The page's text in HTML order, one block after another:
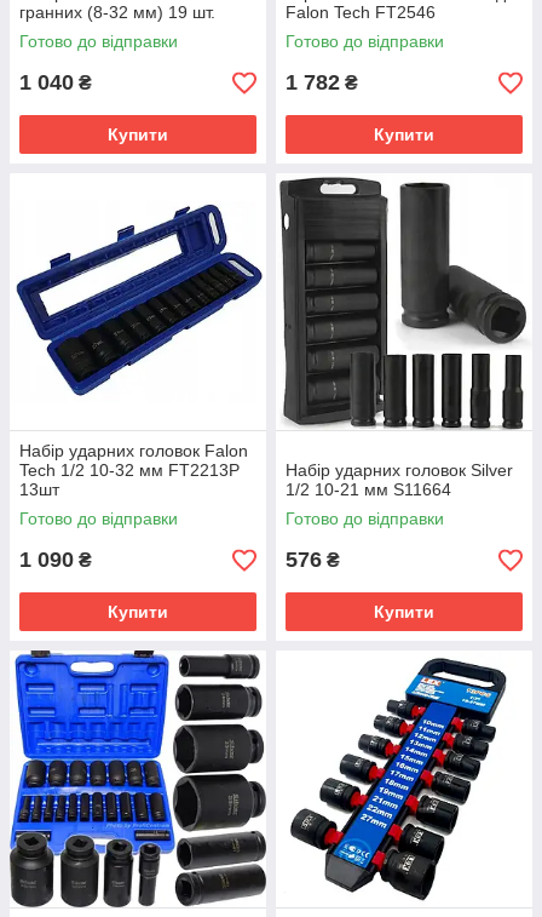
гранних (8-32 мм) 19 шт.
Готово до відправки
1 040 ₴
Купити
Falon Tech FT2546
Готово до відправки
1 782 ₴
Купити
Набір ударних головок Falon
Tech 1/2 10-32 мм FT2213P
13шт
Готово до відправки
1 090 ₴
Купити
Набір ударних головок Silver
1/2 10-21 мм S11664
Готово до відправки
576 ₴
Купити